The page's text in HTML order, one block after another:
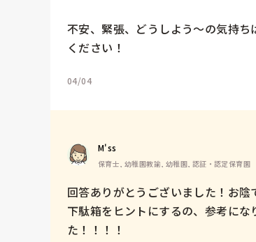
不安、緊張、どうしよう〜の気持
ください！
04/04
M'ss
保育士, 幼稚園教諭, 幼稚園, 認証・認定保育園
回答ありがとうございました！お陰
下駄箱をヒントにするの、参考に
た！！！！